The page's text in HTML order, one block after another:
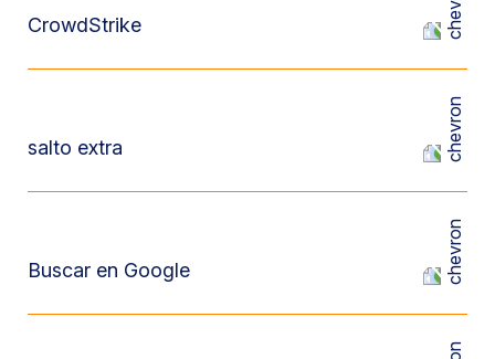
CrowdStrike
salto extra
Buscar en Google